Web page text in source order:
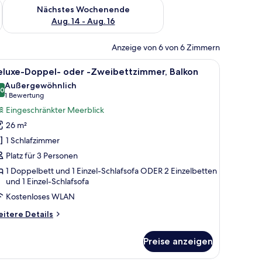
Nächstes Wochenende
Aug. 14 - Aug. 16
Anzeige von 6 von 6 Zimmern
grün-weißen Tagesdecke, einem Holzkopfteil und einem Nachttisch mit
Ein Wohnzimmer mit einer Couch, einem
10 Doppel- oder -Zweibettzimmer, Balkon
von 10
Außergewöhnlich
1 Bewertung
(1
Bewertung)
Eingeschränkter Meerblick
26 m²
1 Schlafzimmer
Platz für 3 Personen
1 Doppelbett und 1 Einzel-Schlafsofa ODER 2 Einzelbetten
und 1 Einzel-Schlafsofa
Kostenloses WLAN
Details
Preise anzeigen